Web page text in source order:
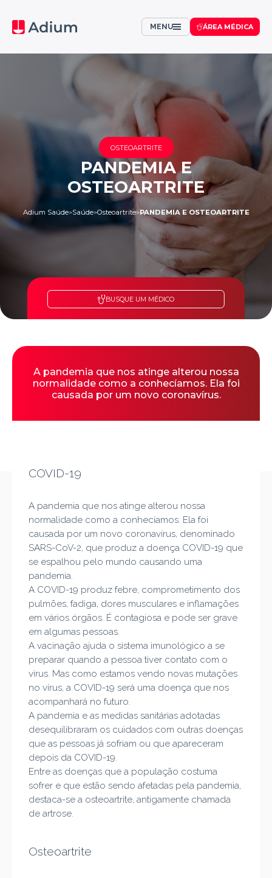
ÁREA MÉDICA
MENU
OSTEOARTRITE
PANDEMIA E
OSTEOARTRITE
Adium Saúde>Saúde>Osteoartrite>PANDEMIA E OSTEOARTRITE
BUSQUE UM MÉDICO
A pandemia que nos atinge alterou nossa
normalidade como a conhecíamos. Ela foi
causada por um novo coronavírus.
COVID-19
A pandemia que nos atinge alterou nossa
normalidade como a conhecíamos. Ela foi
causada por um novo coronavírus, denominado
SARS-CoV-2, que produz a doença COVID-19 que
se espalhou pelo mundo causando uma
pandemia.
A COVID-19 produz febre, comprometimento dos
pulmões, fadiga, dores musculares e inflamações
em vários órgãos. É contagiosa e pode ser grave
em algumas pessoas.
A vacinação ajuda o sistema imunológico a se
preparar quando a pessoa tiver contato com o
vírus. Mas como estamos vendo novas mutações
no vírus, a COVID-19 será uma doença que nos
acompanhará no futuro.
A pandemia e as medidas sanitárias adotadas
desequilibraram os cuidados com outras doenças
que as pessoas já sofriam ou que apareceram
depois da COVID-19.
Entre as doenças que a população costuma
sofrer e que estão sendo afetadas pela pandemia,
destaca-se a osteoartrite, antigamente chamada
de artrose.
Osteoartrite